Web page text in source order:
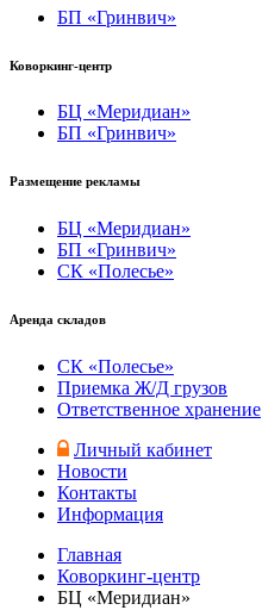
БП «Гринвич»
Коворкинг-центр
БЦ «Меридиан»
БП «Гринвич»
Размещение рекламы
БЦ «Меридиан»
БП «Гринвич»
СК «Полесье»
Аренда складов
СК «Полесье»
Приемка Ж/Д грузов
Ответственное хранение
Личный кабинет
Новости
Контакты
Информация
Главная
Коворкинг-центр
БЦ «Меридиан»